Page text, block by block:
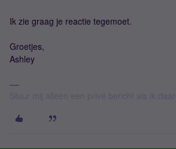
Ik zie graag je reactie tegemoet.
Groetjes,
Ashley